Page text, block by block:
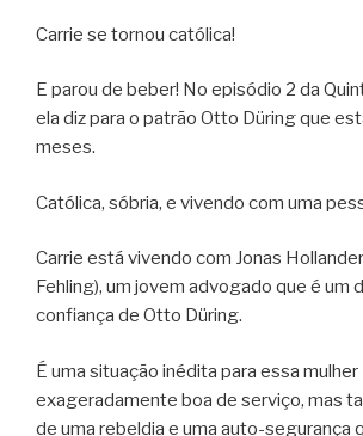
Carrie se tornou católica!
E parou de beber! No episódio 2 da
ela diz para o patrão Otto Düring que
meses.
Católica, sóbria, e vivendo com uma
Carrie está vivendo com Jonas
Fehling), um jovem advogado que é um
confiança de Otto Düring.
É uma situação inédita para essa mulher
exageradamente boa de serviço, mas
de uma rebeldia e uma auto-segurança